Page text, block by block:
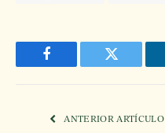
Facebook Twitter
ANTERIOR ARTÍCULO